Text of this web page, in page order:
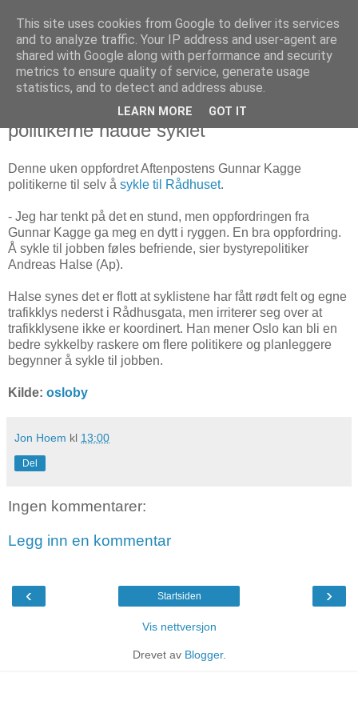
Arkitektur & Miljøteknologi
04 oktober 2014
- Sykkelveiene hadde vært bedre om
politikerne hadde syklet
Denne uken oppfordret Aftenpostens Gunnar Kagge
politikerne til selv å sykle til Rådhuset.
- Jeg har tenkt på det en stund, men oppfordringen fra
Gunnar Kagge ga meg en dytt i ryggen. En bra oppfordring.
Å sykle til jobben føles befriende, sier bystyrepolitiker
Andreas Halse (Ap).
Halse synes det er flott at syklistene har fått rødt felt og egne
trafikklys nederst i Rådhusgata, men irriterer seg over at
trafikklysene ikke er koordinert. Han mener Oslo kan bli en
bedre sykkelby raskere om flere politikere og planleggere
begynner å sykle til jobben.
Kilde: osloby
Jon Hoem kl 13:00
Del
Ingen kommentarer:
Legg inn en kommentar
‹ ›
Startsiden
Vis nettversjon
Drevet av Blogger.
This site uses cookies from Google to deliver its services
and to analyze traffic. Your IP address and user-agent are
shared with Google along with performance and security
metrics to ensure quality of service, generate usage
statistics, and to detect and address abuse.
LEARN MORE GOT IT